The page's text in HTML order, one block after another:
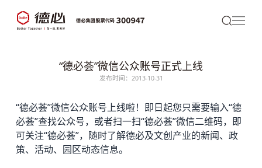
“德必荟”微信公众账号正式上线
发布时间：2013-10-31
“德必荟”微信公众账号上线啦！即日起您只需要输入“德
必荟”查找公众号，或者扫一扫“德必荟”微信二维码，即
可关注“德必荟”，随时了解德必及文创产业的新闻、政
策、活动、园区动态信息。